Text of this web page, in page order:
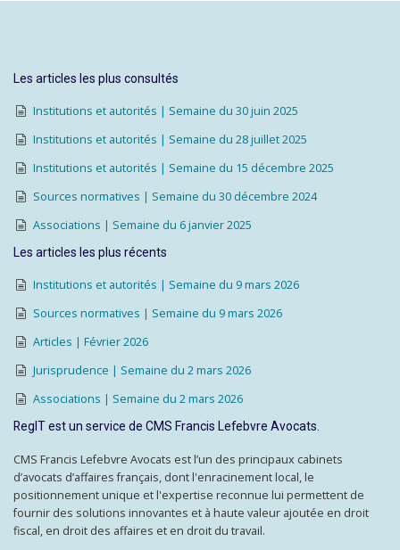
Les articles les plus consultés
Institutions et autorités | Semaine du 30 juin 2025
Institutions et autorités | Semaine du 28 juillet 2025
Institutions et autorités | Semaine du 15 décembre 2025
Sources normatives | Semaine du 30 décembre 2024
Associations | Semaine du 6 janvier 2025
Les articles les plus récents
Institutions et autorités | Semaine du 9 mars 2026
Sources normatives | Semaine du 9 mars 2026
Articles | Février 2026
Jurisprudence | Semaine du 2 mars 2026
Associations | Semaine du 2 mars 2026
RegIT est un service de CMS Francis Lefebvre Avocats.
CMS Francis Lefebvre Avocats est l’un des principaux cabinets
d’avocats d’affaires français, dont l'enracinement local, le
positionnement unique et l'expertise reconnue lui permettent de
fournir des solutions innovantes et à haute valeur ajoutée en droit
fiscal, en droit des affaires et en droit du travail.